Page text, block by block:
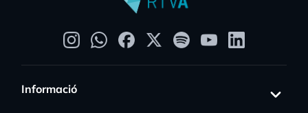
Informació